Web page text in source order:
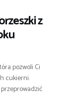
z
pozwoli Ci
cukierni.